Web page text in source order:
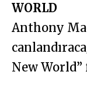
WORLD
Anthony
New